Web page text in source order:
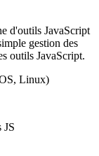
d'outils JavaScript
gestion des
outils JavaScript.
Linux)
JS